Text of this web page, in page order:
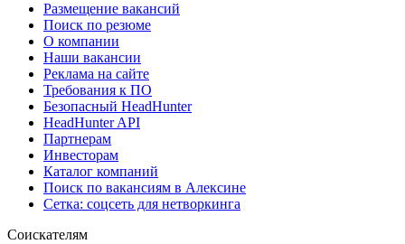
Размещение вакансий
Поиск по резюме
О компании
Наши вакансии
Реклама на сайте
Требования к ПО
Безопасный HeadHunter
HeadHunter API
Партнерам
Инвесторам
Каталог компаний
Поиск по вакансиям в Алексине
Сетка: соцсеть для нетворкинга
Соискателям